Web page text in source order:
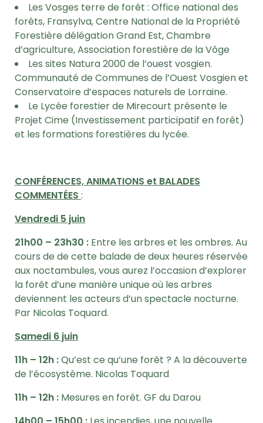
Les Vosges terre de forêt : Office national des
forêts, Fransylva, Centre National de la Propriété
Forestière délégation Grand Est, Chambre
d’agriculture, Association forestière de la Vôge
Les sites Natura 2000 de l’ouest vosgien.
Communauté de Communes de l’Ouest Vosgien et
Conservatoire d’espaces naturels de Lorraine.
Le Lycée forestier de Mirecourt présente le
Projet Cime (Investissement participatif en forêt)
et les formations forestières du lycée.
CONFÉRENCES, ANIMATIONS et BALADES
COMMENTÉES :
Vendredi 5 juin
21h00 – 23h30 : Entre les arbres et les ombres. Au
cours de de cette balade de deux heures réservée
aux noctambules, vous aurez l’occasion d’explorer
la forêt d’une manière unique où les arbres
deviennent les acteurs d’un spectacle nocturne.
Par Nicolas Toquard.
Samedi 6 juin
11h – 12h :Qu’est ce qu’une forêt ? A la découverte
de l’écosystème. Nicolas Toquard
11h – 12h : Mesures en forêt. GF du Darou